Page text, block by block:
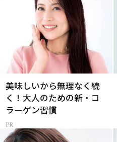
美味しいから無理なく続
く！大人のための新・コ
ラーゲン習慣